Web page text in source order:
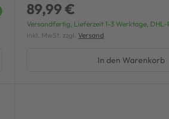
89,99 €
Versandfertig, Lieferzeit 1-3 Werktage, DHL-
inkl. MwSt. zzgl. Versand
In den Warenkorb